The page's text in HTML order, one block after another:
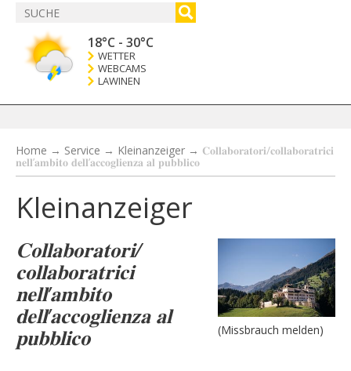
18°C - 30°C
WETTER
WEBCAMS
LAWINEN
Home → Service → Kleinanzeiger → 𝐂𝐨𝐥𝐥𝐚𝐛𝐨𝐫𝐚𝐭𝐨𝐫𝐢/𝐜𝐨𝐥𝐥𝐚𝐛𝐨𝐫𝐚𝐭𝐫𝐢𝐜𝐢
𝐧𝐞𝐥𝐥’𝐚𝐦𝐛𝐢𝐭𝐨 𝐝𝐞𝐥𝐥’𝐚𝐜𝐜𝐨𝐠𝐥𝐢𝐞𝐧𝐳𝐚 𝐚𝐥 𝐩𝐮𝐛𝐛𝐥𝐢𝐜𝐨
Kleinanzeiger
𝐂𝐨𝐥𝐥𝐚𝐛𝐨𝐫𝐚𝐭𝐨𝐫𝐢/
𝐜𝐨𝐥𝐥𝐚𝐛𝐨𝐫𝐚𝐭𝐫𝐢𝐜𝐢
𝐧𝐞𝐥𝐥’𝐚𝐦𝐛𝐢𝐭𝐨
𝐝𝐞𝐥𝐥’𝐚𝐜𝐜𝐨𝐠𝐥𝐢𝐞𝐧𝐳𝐚 𝐚𝐥
𝐩𝐮𝐛𝐛𝐥𝐢𝐜𝐨 (Missbrauch melden)